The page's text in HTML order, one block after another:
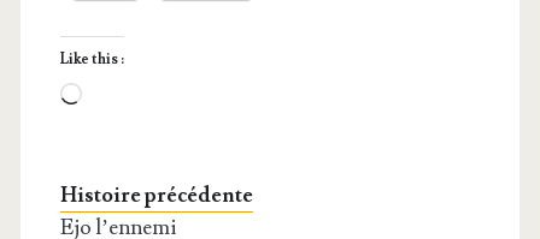
Like this :
Loa­
Histoire précédente
Ejo l’ennemi